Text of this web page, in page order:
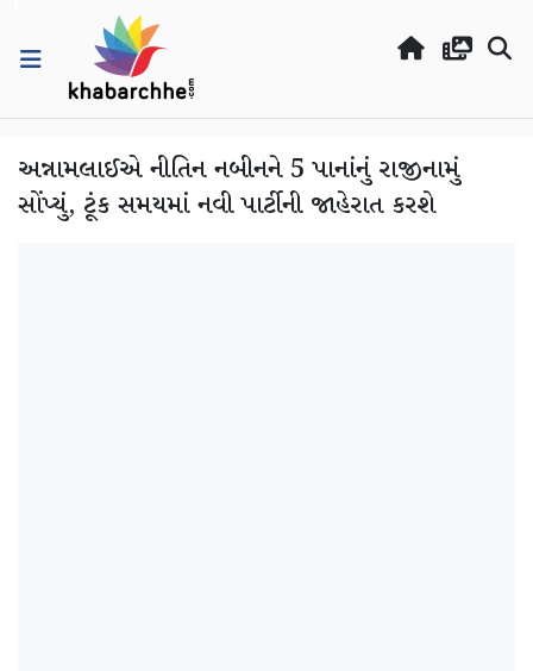
અન્નામલાઈએ નીતિન નબીનને 5 પાનાંનું રાજીનામું
સોંપ્યું, ટૂંક સમયમાં નવી પાર્ટીની જાહેરાત કરશે